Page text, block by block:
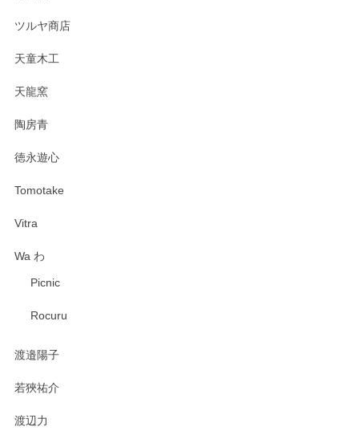
ツルヤ商店
天童木工
天龍窯
陶房青
徳永遊心
Tomotake
Vitra
Wa わ
Picnic
Rocuru
渡邉陽子
若狹祐介
渡辺力